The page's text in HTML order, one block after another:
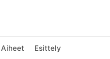
Aiheet Esittely